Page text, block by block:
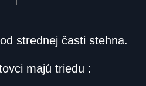
strednej časti stehna.
majú triedu :